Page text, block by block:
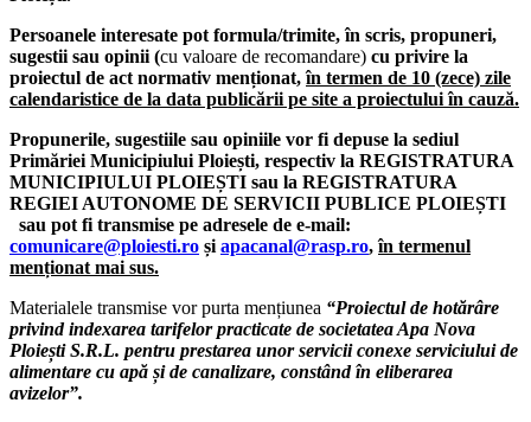
Persoanele interesate pot formula/trimite, în scris, propuneri,
sugestii sau opinii (cu valoare de recomandare) cu privire la
proiectul de act normativ menționat,în termen de 10 (zece) zile
calendaristice de la data publicării pe site a proiectului în cauză.
Propunerile, sugestiile sau opiniile vor fi depuse la sediul
Primăriei Municipiului Ploiești, respectiv la REGISTRATURA
MUNICIPIULUI PLOIEȘTI sau la REGISTRATURA
REGIEI AUTONOME DE SERVICII PUBLICE PLOIEȘTI
sau pot fi transmise pe adresele de e-mail:
comunicare@ploiesti.ro șiapacanal@rasp.ro,în termenul
menționat mai sus.
Materialele transmise vor purta mențiunea “Proiectul de hotărâre
privind indexarea tarifelor practicate de societatea Apa Nova
Ploiești S.R.L. pentru prestarea unor servicii conexe serviciului de
alimentare cu apă și de canalizare, constând în eliberarea
avizelor”.